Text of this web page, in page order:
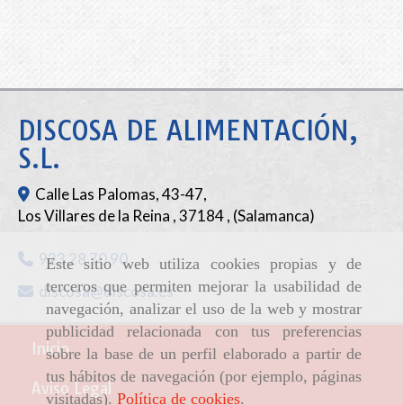
Este sitio web utiliza cookies propias y de
terceros que permiten mejorar la usabilidad de
navegación, analizar el uso de la web y mostrar
publicidad relacionada con tus preferencias
sobre la base de un perfil elaborado a partir de
tus hábitos de navegación (por ejemplo, páginas
visitadas). Política de cookies.
DISCOSA DE ALIMENTACIÓN,
S.L.
Calle Las Palomas, 43-47,
Los Villares de la Reina ,37184, (Salamanca)
923 28 70 90
discosa
discosa.es
Inicio
Aviso Legal